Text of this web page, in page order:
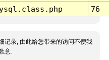
76
记录, 由此给您带来的访问不便我
意.